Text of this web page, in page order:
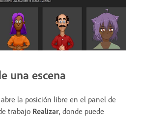
una escena
la posición libre en el panel de
trabajo Realizar, donde puede